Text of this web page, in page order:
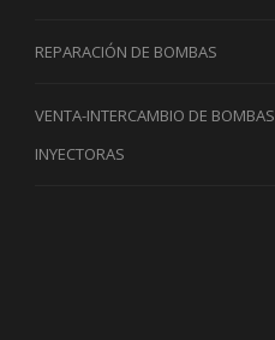
REPARACIÓN DE BOMBAS
VENTA-INTERCAMBIO DE BOMBAS
INYECTORAS